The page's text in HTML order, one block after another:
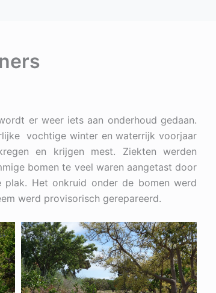
er weer iets aan onderhoud gedaan.
vochtige winter en waterrijk voorjaar
en krijgen mest. Ziekten werden
bomen te veel waren aangetast door
Het onkruid onder de bomen werd
werd provisorisch gerepareerd.